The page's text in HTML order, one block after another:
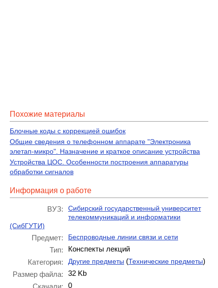
Похожие материалы
Блочные коды с коррекцией ошибок
Общие сведения о телефонном аппарате "Электроника
элетап-микро". Назначение и краткое описание устройства
Устройства ЦОС. Особенности построения аппаратуры
обработки сигналов
Информация о работе
ВУЗ:
Сибирский государственный университет
телекоммуникаций и информатики
(СибГУТИ)
Предмет: Беспроводные линии связи и сети
Тип:
Конспекты лекций
Категория:
Другие предметы (Технические предметы)
Размер файла:
32 Kb
Скачали:
0